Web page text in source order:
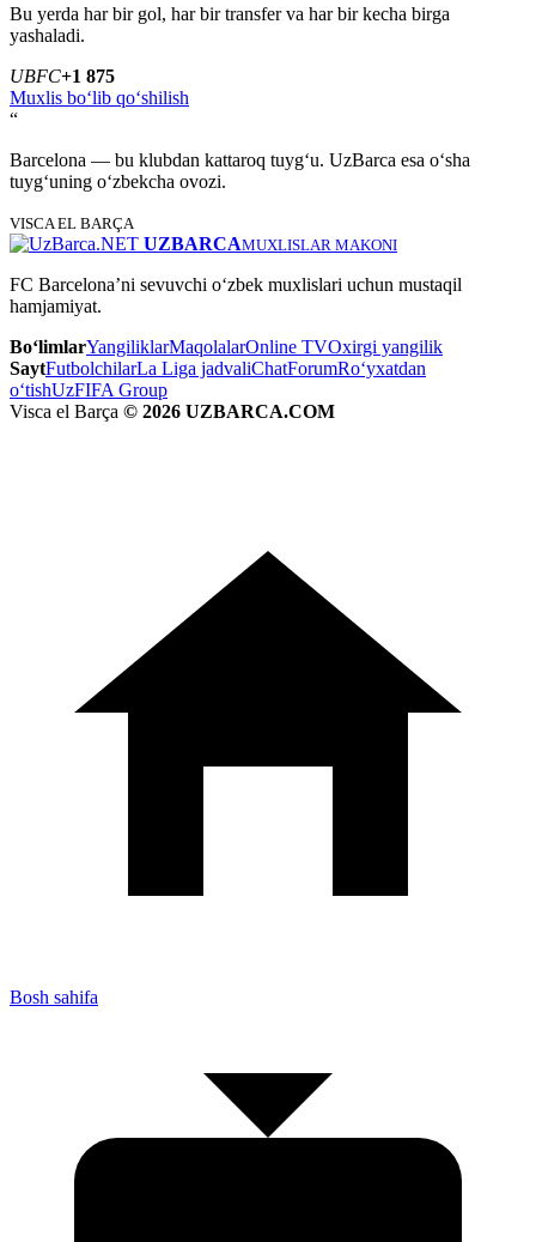
Bu yerda har bir gol, har bir transfer va har bir kecha birga
yashaladi.
UBFC+1 875
Muxlis bo‘lib qo‘shilish
“
Barcelona — bu klubdan kattaroq tuyg‘u. UzBarca esa o‘sha
tuyg‘uning o‘zbekcha ovozi.
VISCA EL BARÇA
UZBARCAMUXLISLAR MAKONI
FC Barcelona’ni sevuvchi o‘zbek muxlislari uchun mustaqil
hamjamiyat.
Bo‘limlarYangiliklarMaqolalarOnline TVOxirgi yangilik
SaytFutbolchilarLa Liga jadvaliChatForumRo‘yxatdan
o‘tishUzFIFA Group
Visca el Barça © 2026 UZBARCA.COM
Bosh sahifa